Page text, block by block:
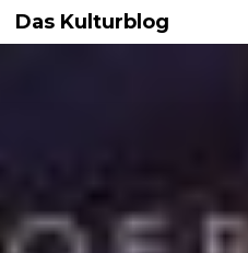
Das Kulturblog